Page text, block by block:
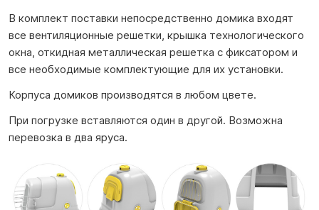
В комплект поставки непосредственно домика входят
все вентиляционные решетки, крышка технологического
окна, откидная металлическая решетка с фиксатором и
все необходимые комплектующие для их установки.
Корпуса домиков производятся в любом цвете.
При погрузке вставляются один в другой. Возможна
перевозка в два яруса.